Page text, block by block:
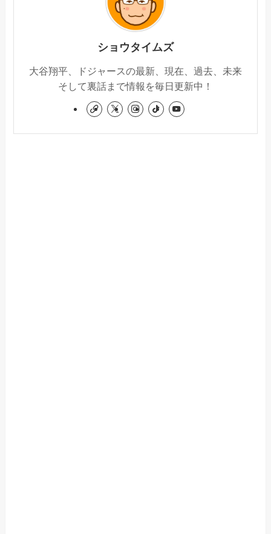
ショウタイムズ
大谷翔平、ドジャースの最新、現在、過去、未来
そして裏話まで情報を毎日更新中！